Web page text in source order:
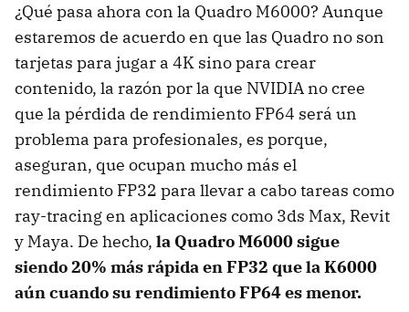
¿Qué pasa ahora con la Quadro M6000? Aunque
estaremos de acuerdo en que las Quadro no son
tarjetas para jugar a 4K sino para crear
contenido, la razón por la que NVIDIA no cree
que la pérdida de rendimiento FP64 será un
problema para profesionales, es porque,
aseguran, que ocupan mucho más el
rendimiento FP32 para llevar a cabo tareas como
ray-tracing en aplicaciones como 3ds Max, Revit
y Maya. De hecho, la Quadro M6000 sigue
siendo 20% más rápida en FP32 que la K6000
aún cuando su rendimiento FP64 es menor.